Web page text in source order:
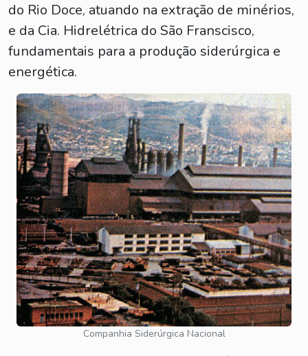
do Rio Doce, atuando na extração de minérios,
e da Cia. Hidrelétrica do São Franscisco,
fundamentais para a produção siderúrgica e
energética.
Companhia Siderúrgica Nacional